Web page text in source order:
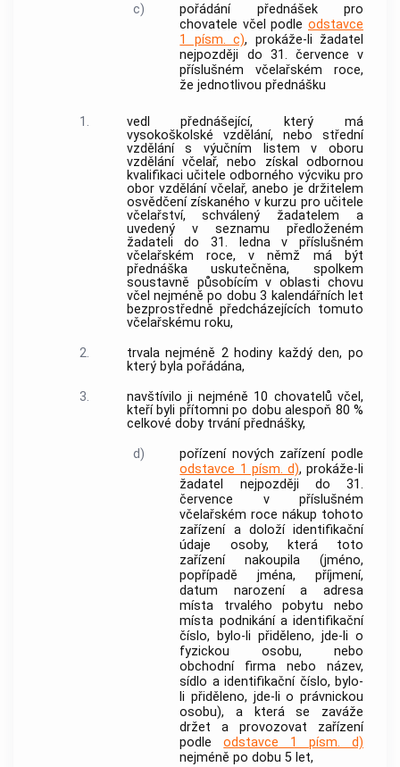
c)
pořádání přednášek pro
chovatele včel podle odstavce
1 písm. c), prokáže-li žadatel
nejpozději do 31. července v
příslušném včelařském roce,
že jednotlivou přednášku
1.
vedl přednášející, který má
vysokoškolské vzdělání, nebo střední
vzdělání s výučním listem v oboru
vzdělání včelař, nebo získal odbornou
kvalifikaci učitele odborného výcviku pro
obor vzdělání včelař, anebo je držitelem
osvědčení získaného v kurzu pro učitele
včelařství, schválený žadatelem a
uvedený v seznamu předloženém
žadateli do 31. ledna v příslušném
včelařském roce, v němž má být
přednáška uskutečněna, spolkem
soustavně působícím v oblasti chovu
včel nejméně po dobu 3 kalendářních let
bezprostředně předcházejících tomuto
včelařskému roku,
2.
trvala nejméně 2 hodiny každý den, po
který byla pořádána,
3.
navštívilo ji nejméně 10 chovatelů včel,
kteří byli přítomni po dobu alespoň 80 %
celkové doby trvání přednášky,
d)
pořízení nových zařízení podle
odstavce 1 písm. d), prokáže-li
žadatel nejpozději do 31.
července v příslušném
včelařském roce nákup tohoto
zařízení a doloží identifikační
údaje osoby, která toto
zařízení nakoupila (jméno,
popřípadě jména, příjmení,
datum narození a adresa
místa trvalého pobytu nebo
místa podnikání a identifikační
číslo, bylo-li přiděleno, jde-li o
fyzickou osobu, nebo
obchodní firma nebo název,
sídlo a identifikační číslo, bylo-
li přiděleno, jde-li o právnickou
osobu), a která se zaváže
držet a provozovat zařízení
podleodstavce 1 písm. d)
nejméně po dobu 5 let,